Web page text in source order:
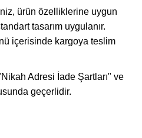
ürün özelliklerine uygun
tasarım uygulanır.
içerisinde kargoya teslim
Adresi İade Şartları" ve
geçerlidir.